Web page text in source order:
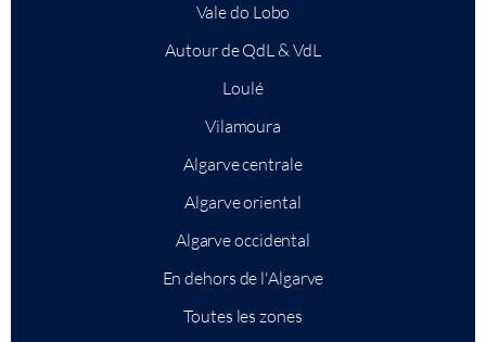
Vale do Lobo
Autour de QdL & VdL
Loulé
Vilamoura
Algarve centrale
Algarve oriental
Algarve occidental
En dehors de l'Algarve
Toutes les zones